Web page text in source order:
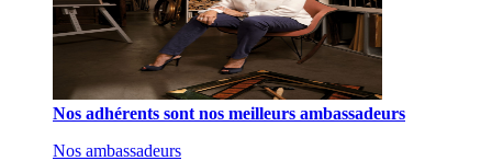
Nos adhérents sont nos meilleurs ambassadeurs
Nos ambassadeurs